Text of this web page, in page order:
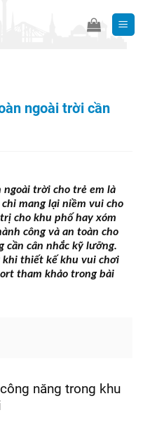
ngoài trời cần
trời cho trẻ em là
mang lại niềm vui cho
cho khu phố hay xóm
công và an toàn cho
cần cân nhắc kỹ lưỡng.
thiết kế khu vui chơi
tham khảo trong bài
năng trong khu